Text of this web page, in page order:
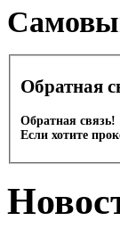
Обратная
Обратная связь!
Если хотите